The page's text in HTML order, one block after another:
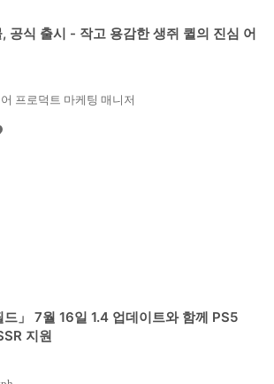
공식 출시 - 작고 용감한 생쥐 퀼의 진심 어
프로덕트 마케팅 매니저
드」 7월 16일 1.4 업데이트와 함께 PS5
지원